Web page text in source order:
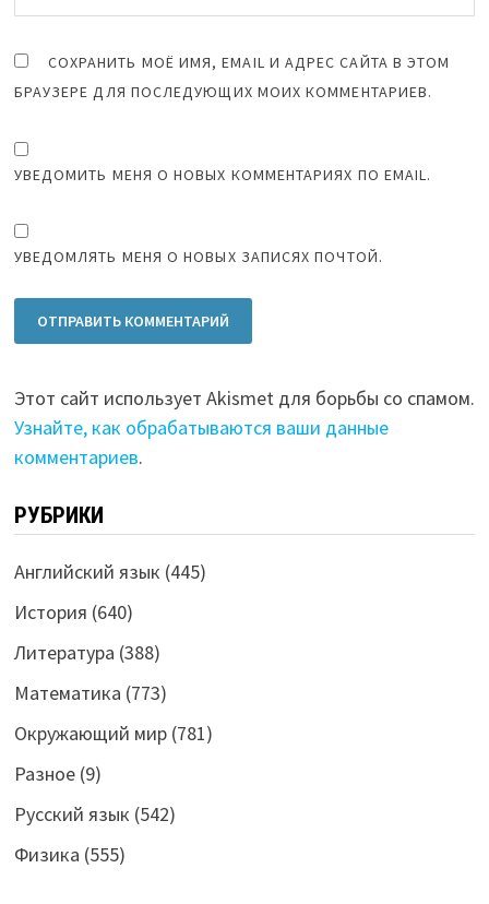
СОХРАНИТЬ МОЁ ИМЯ, EMAIL И АДРЕС САЙТА В ЭТОМ
БРАУЗЕРЕ ДЛЯ ПОСЛЕДУЮЩИХ МОИХ КОММЕНТАРИЕВ.
УВЕДОМИТЬ МЕНЯ О НОВЫХ КОММЕНТАРИЯХ ПО EMAIL.
УВЕДОМЛЯТЬ МЕНЯ О НОВЫХ ЗАПИСЯХ ПОЧТОЙ.
Этот сайт использует Akismet для борьбы со спамом.
Узнайте, как обрабатываются ваши данные
комментариев.
РУБРИКИ
Английский язык (445)
История (640)
Литература (388)
Математика (773)
Окружающий мир(781)
Разное(9)
Русский язык (542)
Физика (555)